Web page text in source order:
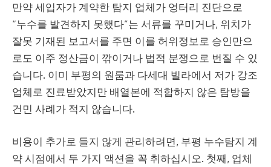
만약 세입자가 계약한 탐지 업체가 엉터리 진단으로
“누수를 발견하지 못했다”는 서류를 꾸미거나, 위치가
잘못 기재된 보고서를 주면 이를 허위정보로 승인만으
로도 이주 정산금이 깎이거나 법적 분쟁으로 번질 수 있
습니다. 이미 부평의 원룸과 다세대 빌라에서 저가 강조
업체로 진료받았지만 배열본에 적합하지 않은 탐방을
건민 사례가 적지 않습니다.
비용이 추가로 들지 않게 관리하려면, 부평 누수탐지 계
약 시점에서 두 가지 액션을 꼭 취하십시오. 첫째, 업체